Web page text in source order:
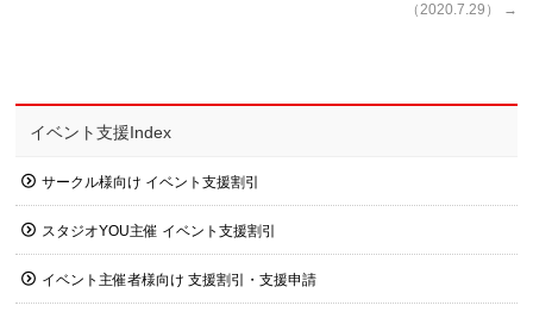
（2020.7.29）
→
イベント支援Index
サークル様向け イベント支援割引
スタジオYOU主催 イベント支援割引
イベント主催者様向け 支援割引・支援申請